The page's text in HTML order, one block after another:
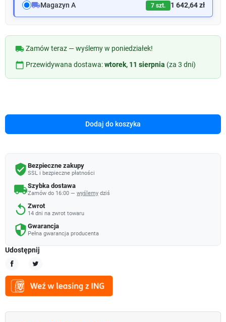
local_shippingMagazyn A 7 szt. 1 642,64 zł
local_shippingZamów teraz — wyślemy w poniedziałek!
calendar_today Przewidywana dostawa:wtorek, 11 sierpnia (za 3 dni)
Dodaj do koszyka
verified_user Bezpieczne zakupy
SSL i bezpieczne płatności
local_shippingSzybka dostawa
Zamów do 16:00 — wyślemy dziś
replay Zwrot
14 dni na zwrot towaru
security Gwarancja
Pełna gwarancja producenta
Udostępnij